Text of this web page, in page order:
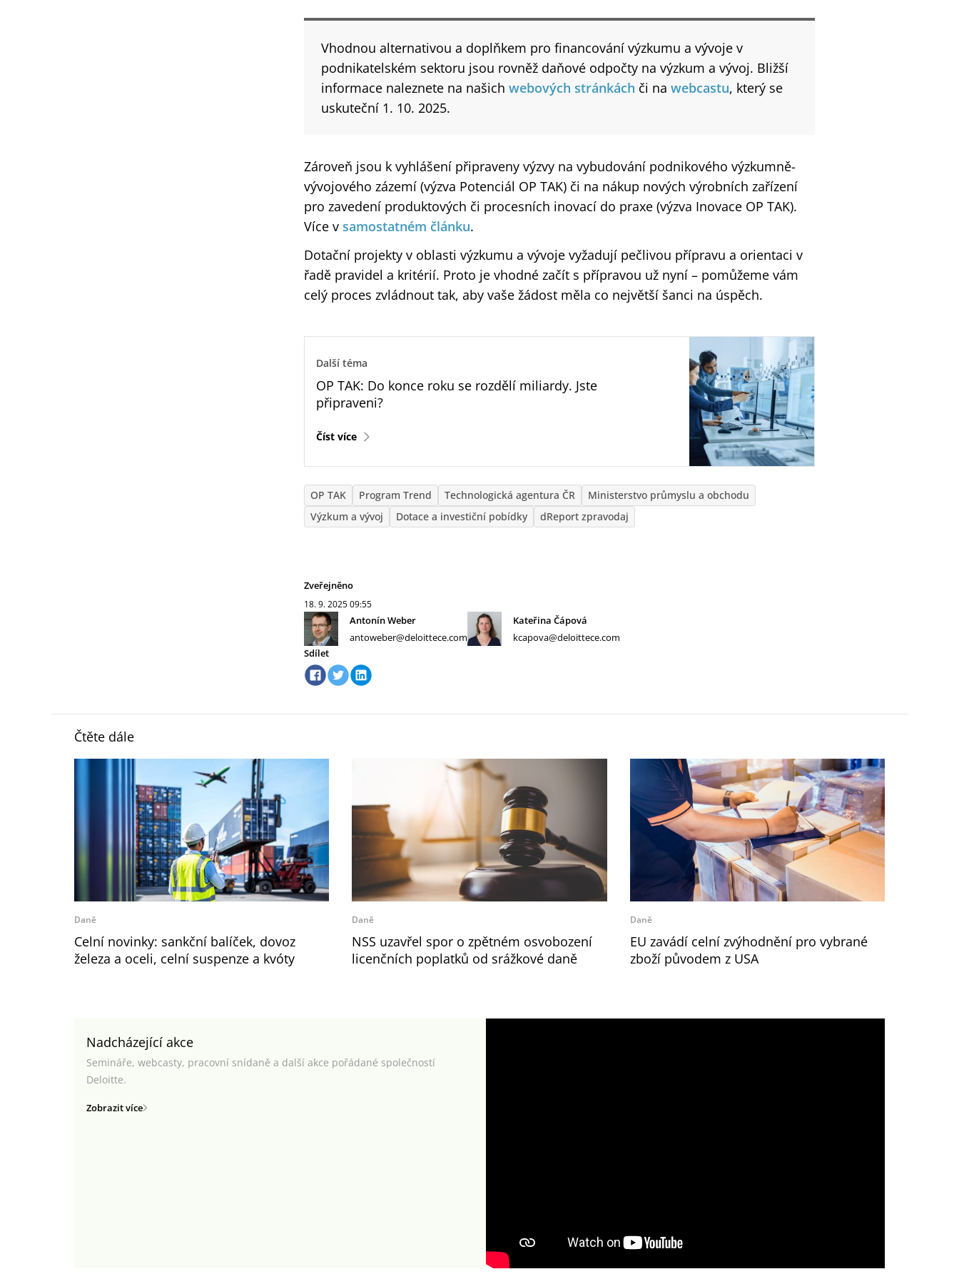
Vhodnou alternativou​ a doplňkem pro financování výzkumu a vývoje​ v
podnikatelském sektoru jsou rovněž daňové odpočty na výzkum a vývoj. Bližší
informace naleznete na našich webových stránkách či na webcastu, který se
uskuteční 1. 10. 2025.
Zároveň jsou k vyhlášení připraveny výzvy na vybudování podnikového výzkumně-
vývojového zázemí (výzva Potenciál OP TAK) či na nákup nových výrobních zařízení
pro zavedení produktových či procesních inovací do praxe (výzva Inovace OP TAK).
Více v samostatném článku.
Dotační projekty v oblasti výzkumu a vývoje vyžadují pečlivou přípravu a orientaci v
řadě pravidel a kritérií. Proto je vhodné začít s přípravou už nyní – pomůžeme vám
celý proces zvládnout tak, aby vaše žádost měla co největší šanci na úspěch.
Další téma
OP TAK: Do konce roku se rozdělí miliardy. Jste
připraveni?‎
Číst více
OP TAK Program Trend Technologická agentura ČR
Ministerstvo průmyslu a obchodu
Výzkum a vývoj
Dotace a investiční pobídky dReport zpravodaj
Zveřejněno
18. 9. 202509:55
Antonín Weber
antoweber@deloittece.com
Kateřina Čápová
kcapova@deloittece.com
Sdílet
Čtěte dále
Daně
Celní novinky: sankční balíček, dovoz
železa a oceli, celní suspenze a kvóty
Daně
NSS uzavřel spor o zpětném osvobození
licenčních poplatků od srážkové daně
Daně
EU zavádí celní zvýhodnění pro vybrané
zboží původem z USA
Nadcházející akce
Semináře, webcasty, pracovní snídaně a další akce pořádané společností
Deloitte.
Zobrazit více